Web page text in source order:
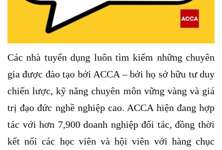
Các nhà tuyển dụng luôn tìm kiếm những chuyên
gia được đào tạo bởi ACCA – bởi họ sở hữu tư duy
chiến lược, kỹ năng chuyên môn vững vàng và giá
trị đạo đức nghề nghiệp cao. ACCA hiện đang hợp
tác với hơn 7,900 doanh nghiệp đối tác, đồng thời
kết nối các học viên và hội viên với hàng chục